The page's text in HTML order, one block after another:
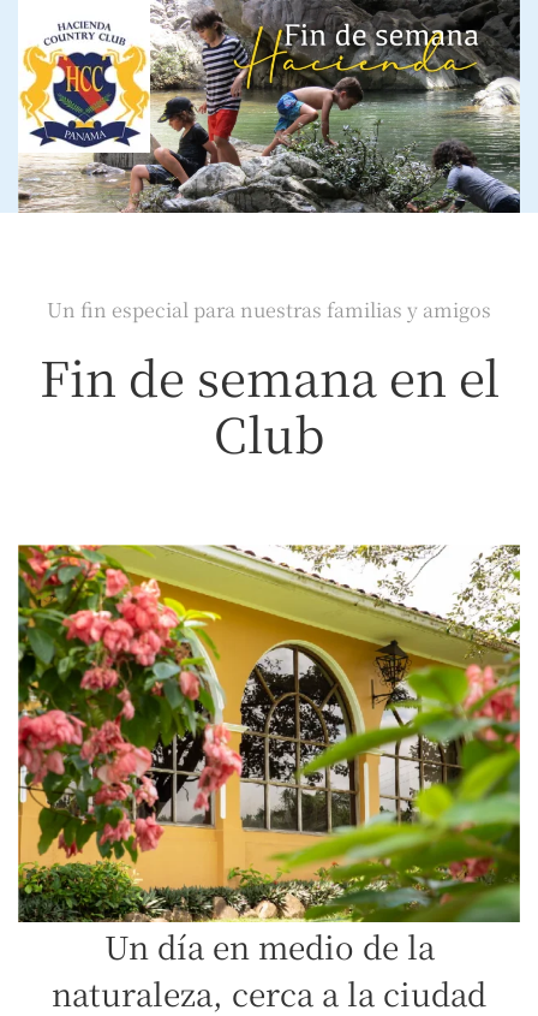
Skip
to
main
content
Un fin especial para nuestras familias y amigos
Fin de semana en el
Club
Un día en medio de la
naturaleza, cerca a la ciudad